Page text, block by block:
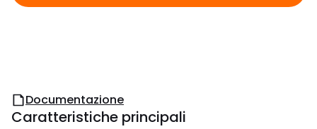
Documentazione
Caratteristiche principali